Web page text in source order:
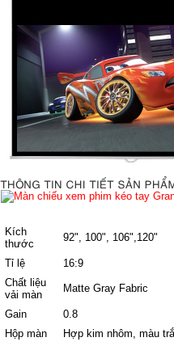
Kích
thước
92", 100", 106",120"
Tỉ lệ
16:9
Chất liệu
vải màn
Matte Gray Fabric
Gain
0.8
Hộp màn
Hợp kim nhôm, màu